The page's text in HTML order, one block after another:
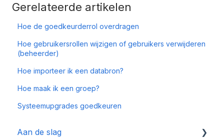
Gerelateerde artikelen
Hoe de goedkeurderrol overdragen
Hoe gebruikersrollen wijzigen of gebruikers verwijderen
(beheerder)
Hoe importeer ik een databron?
Hoe maak ik een groep?
Systeemupgrades goedkeuren
Aan de slag